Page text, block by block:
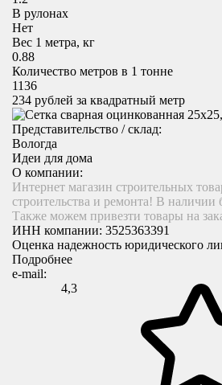
В рулонах
Нет
Вес 1 метра, кг
0.88
Количество метров в 1 тонне
1136
234 рублей за квадратный метр
Представительство / склад:
Вологда
Идеи для дома
О компании:
Интернет магазин строительных
строительства и ремонта! В наличии
Также можем привезти товары на
ИНН компании: 3525363391
Оценка надежность юридического
Подробнее
e-mail:
4,3